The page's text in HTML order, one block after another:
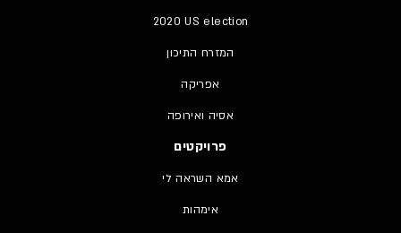
2020 US election
המזרח התיכון
אפריקה
אסיה ואירופה
פרויקטים
אמא השראה לי
אימהות